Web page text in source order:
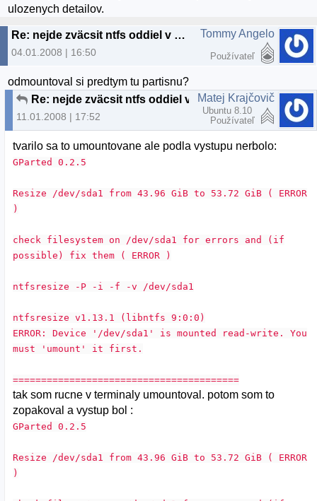
ulozenych detailov.
Re: nejde zväcsit ntfs oddiel v gparted
04.01.2008 | 16:50
Tommy Angelo
Používateľ
odmountoval si predtym tu partisnu?
Re: nejde zväcsit ntfs oddiel v gparted
11.01.2008 | 17:52
Matej Krajčovič
Ubuntu 8.10
Používateľ
tvarilo sa to umountovane ale podla vystupu nerbolo:
GParted 0.2.5
Resize /dev/sda1 from 43.96 GiB to 53.72 GiB ( ERROR
)
check filesystem on /dev/sda1 for errors and (if
possible) fix them ( ERROR )
ntfsresize -P -i -f -v /dev/sda1
ntfsresize v1.13.1 (libntfs 9:0:0)
ERROR: Device '/dev/sda1' is mounted read-write. You
must 'umount' it first.
========================================
tak som rucne v terminaly umountoval. potom som to
zopakoval a vystup bol :
GParted 0.2.5
Resize /dev/sda1 from 43.96 GiB to 53.72 GiB ( ERROR
)